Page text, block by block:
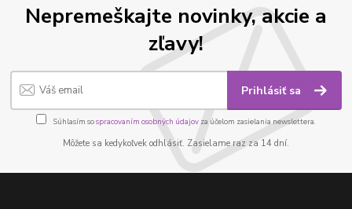
Nepremeškajte novinky, akcie a
zľavy!
Prihlásiť sa
Súhlasím sospracovaním osobných údajov za účelom zasielania newslettera.
Môžete sa kedykoľvek odhlásiť. Zasielame raz za 14 dní.